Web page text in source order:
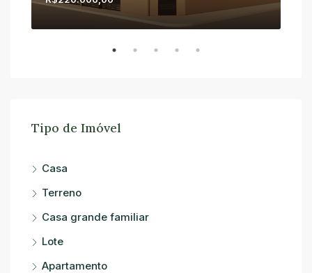
Tipo de Imóvel
Casa
Terreno
Casa grande familiar
Lote
Apartamento